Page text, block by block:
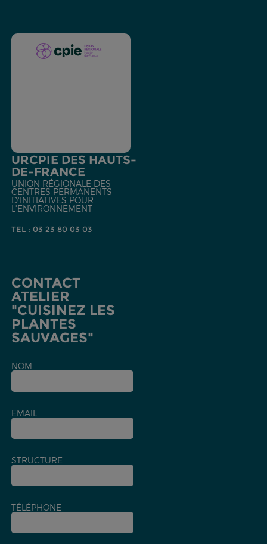
URCPIE DES HAUTS-
DE-FRANCE
UNION RÉGIONALE DES
CENTRES PERMANENTS
D'INITIATIVES POUR
L'ENVIRONNEMENT
TEL : 03 23 80 03 03
CONTACT
ATELIER
"CUISINEZ LES
PLANTES
SAUVAGES"
NOM
EMAIL
STRUCTURE
TÉLÉPHONE